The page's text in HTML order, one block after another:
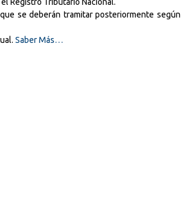
se deberán tramitar posteriormente
Saber Más…